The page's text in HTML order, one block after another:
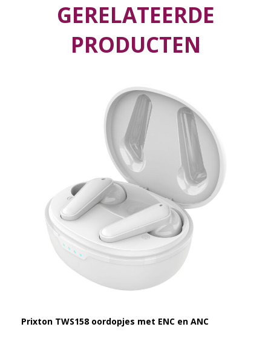
GERELATEERDE
PRODUCTEN
Prixton TWS158 oordopjes met ENC en ANC